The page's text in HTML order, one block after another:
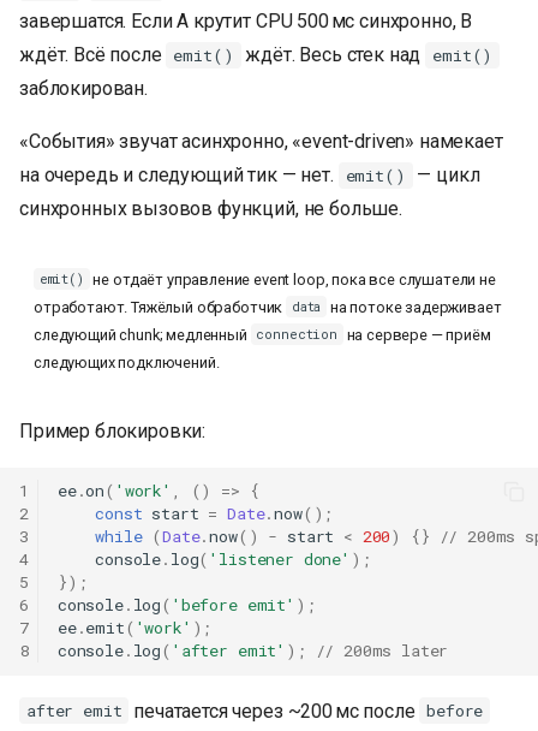
завершатся. Если A крутит CPU 500 мс синхронно, B
ждёт. Всё после emit() ждёт. Весь стек над emit()
заблокирован.
«События» звучат асинхронно, «event-driven» намекает
на очередь и следующий тик — нет.
emit()
— цикл
синхронных вызовов функций, не больше.
emit()
не отдаёт управление event loop, пока все слушатели не
отработают. Тяжёлый обработчик
data
на потоке задерживает
следующий chunk; медленный
connection
на сервере — приём
следующих подключений.
Пример блокировки:
1
2
3
4
5
6
7
8
ee.on( 'work' , () =>
{
const start = Date.now();
while (Date.now() - start < 200) {}
// 200ms
console. log( 'listener done' );
});
console. log( 'before emit' );
ee.emit( 'work' );
console. log( 'after emit' ); // 200ms later
after emit печатается через ~200 мс после before